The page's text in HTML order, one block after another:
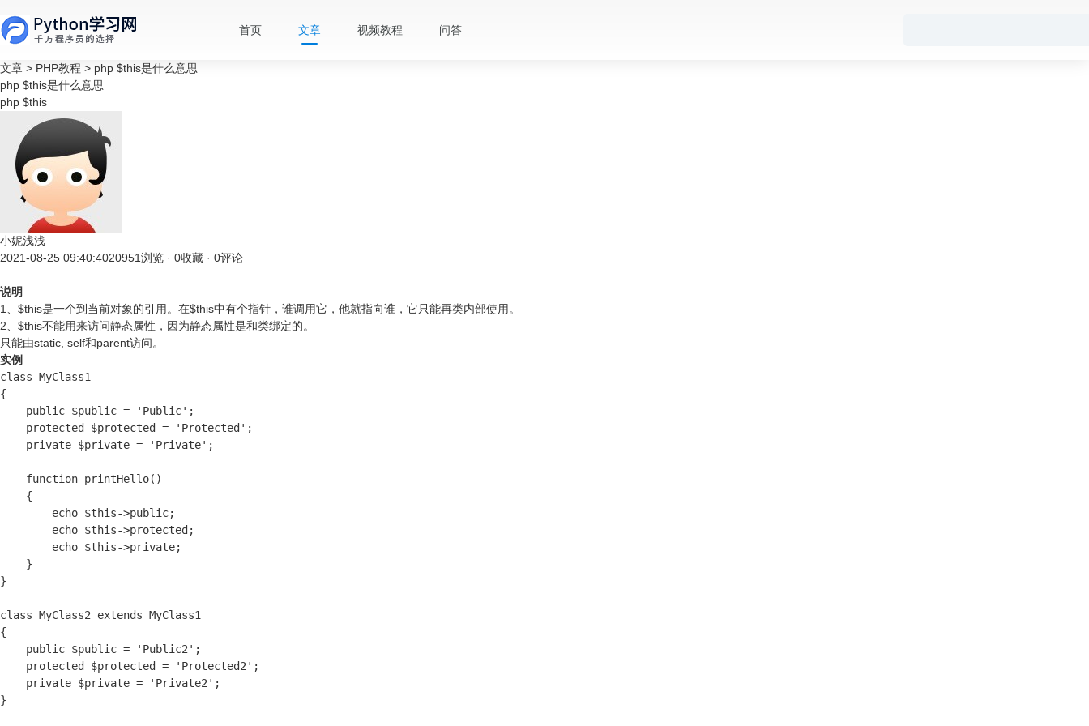
首页 文章 视频教程 问答
文章 > PHP教程 > php $this是什么意思
php $this是什么意思
php $this
小妮浅浅
2021-08-25 09:40:4020951浏览 · 0收藏 · 0评论
说明
1、$this是一个到当前对象的引用。在$this中有个指针，谁调用它，他就指向谁，它只能再类内部使用。
2、$this不能用来访问静态属性，因为静态属性是和类绑定的。
只能由static, self和parent访问。
实例
class MyClass1
{
public $public = 'Public';
protected $protected = 'Protected';
private $private = 'Private';
function printHello()
{
echo $this->public;
echo $this->protected;
echo $this->private;
}
}
class MyClass2 extends MyClass1
{
public $public = 'Public2';
protected $protected = 'Protected2';
private $private = 'Private2';
}